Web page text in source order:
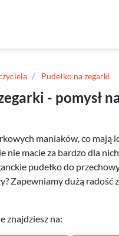
Pudełko na zegarki
- pomysł
maniaków, co mają
nie macie za bardzo dla
pudełko do
Zapewniamy dużą radość
znajdziesz na: